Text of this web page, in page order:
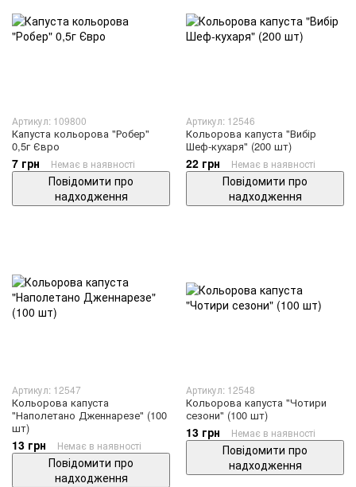
Артикул: 109800
Капуста кольорова "Робер"
0,5г Євро
7 грн Немає в наявності
Повідомити про
надходження
Артикул: 12546
Кольорова капуста "Вибір
Шеф-кухаря" (200 шт)
22 грн Немає в наявності
Повідомити про
надходження
Артикул: 12547
Кольорова капуста
"Наполетано Дженнарезе" (100
шт)
13 грн Немає в наявності
Повідомити про
надходження
Артикул: 12548
Кольорова капуста "Чотири
сезони" (100 шт)
13 грн Немає в наявності
Повідомити про
надходження